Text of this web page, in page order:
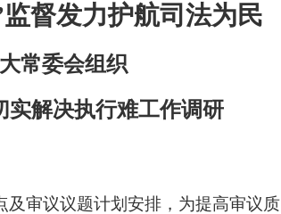
督发力护航司法为民
常委会组织
实解决执行难工作调研
及审议议题计划安排，为提高审议质